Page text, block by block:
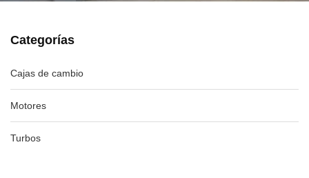
Categorías
Cajas de cambio
Motores
Turbos